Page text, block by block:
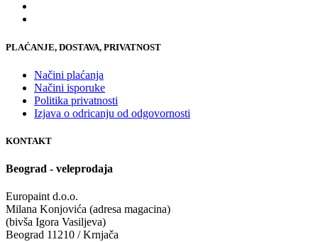
PLAĆANJE, DOSTAVA, PRIVATNOST
Načini plaćanja
Načini isporuke
Politika privatnosti
Izjava o odricanju od odgovornosti
KONTAKT
Beograd - veleprodaja
Europaint d.o.o.
Milana Konjovića (adresa magacina)
(bivša Igora Vasiljeva)
Beograd 11210 / Krnjača